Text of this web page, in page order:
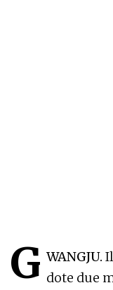
G WANGJU.
dote due